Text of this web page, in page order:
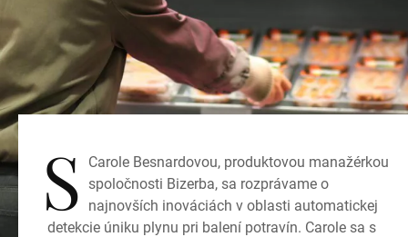
S Carole Besnardovou, produktovou manažérkou
spoločnosti Bizerba, sa rozprávame o
najnovších inováciách v oblasti automatickej
detekcie úniku plynu pri balení potravín. Carole sa s